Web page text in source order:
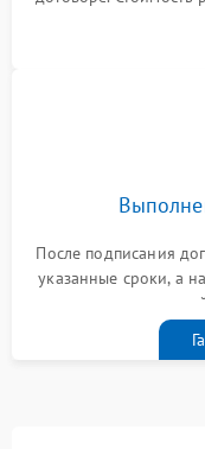
После подписания
указанные сроки, а